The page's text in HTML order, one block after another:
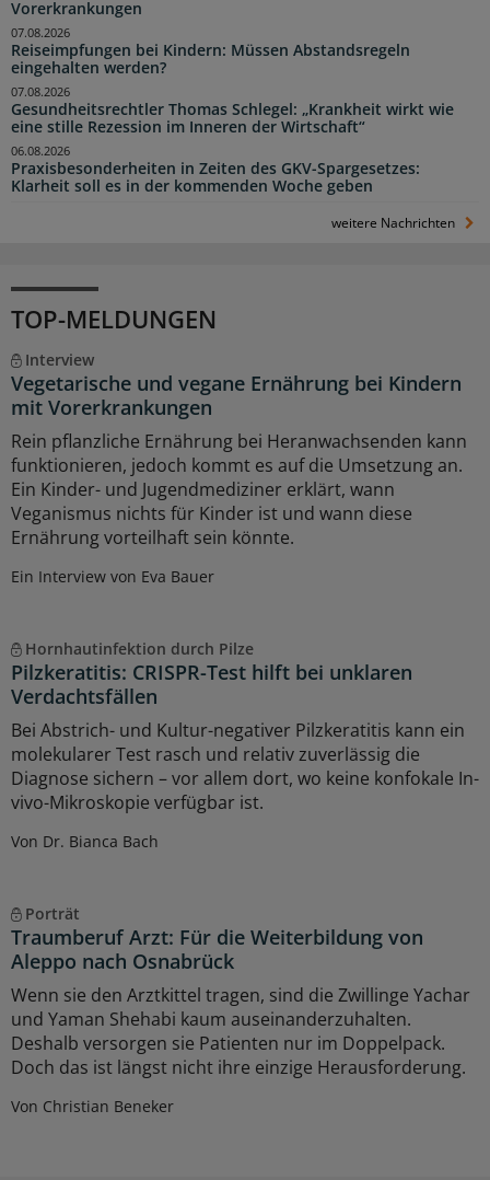
Vorerkrankungen
Reiseimpfungen bei Kindern: Müssen Abstandsregeln
eingehalten werden?
07.08.2026
Gesundheitsrechtler Thomas Schlegel: „Krankheit wirkt wie
eine stille Rezession im Inneren der Wirtschaft“
07.08.2026
Praxisbesonderheiten in Zeiten des GKV-Spargesetzes:
Klarheit soll es in der kommenden Woche geben
06.08.2026
weitere Nachrichten
TOP-MELDUNGEN
Interview
Vegetarische und vegane Ernährung bei Kindern
mit Vorerkrankungen
Rein pflanzliche Ernährung bei Heranwachsenden kann
funktionieren, jedoch kommt es auf die Umsetzung an.
Ein Kinder- und Jugendmediziner erklärt, wann
Veganismus nichts für Kinder ist und wann diese
Ernährung vorteilhaft sein könnte.
Ein Interview von Eva Bauer
Hornhautinfektion durch Pilze
Pilzkeratitis: CRISPR-Test hilft bei unklaren
Verdachtsfällen
Bei Abstrich- und Kultur-negativer Pilzkeratitis kann ein
molekularer Test rasch und relativ zuverlässig die
Diagnose sichern – vor allem dort, wo keine konfokale In-
vivo-Mikroskopie verfügbar ist.
Von Dr. Bianca Bach
Porträt
Traumberuf Arzt: Für die Weiterbildung von
Aleppo nach Osnabrück
Wenn sie den Arztkittel tragen, sind die Zwillinge Yachar
und Yaman Shehabi kaum auseinanderzuhalten.
Deshalb versorgen sie Patienten nur im Doppelpack.
Doch das ist längst nicht ihre einzige Herausforderung.
Von Christian Beneker